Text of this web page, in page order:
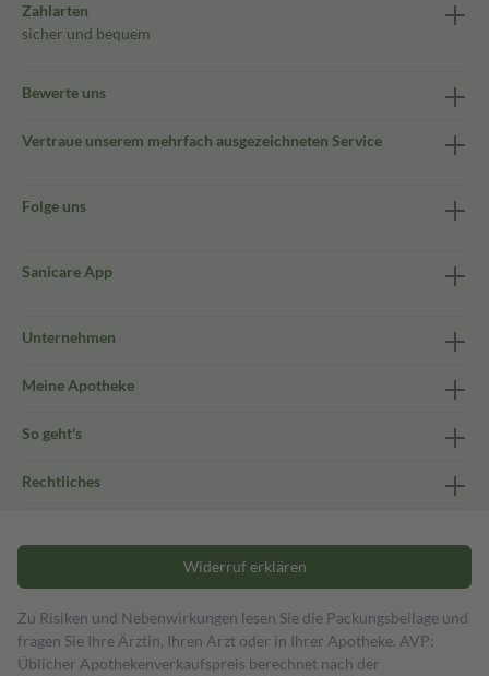
Zahlarten
sicher und bequem
Bewerte uns
Vertraue unserem mehrfach ausgezeichneten Service
Folge uns
Sanicare App
Unternehmen
Meine Apotheke
So geht's
Rechtliches
Widerruf erklären
Zu Risiken und Nebenwirkungen lesen Sie die Packungsbeilage und
fragen Sie Ihre Ärztin, Ihren Arzt oder in Ihrer Apotheke. AVP:
Üblicher Apothekenverkaufspreis berechnet nach der